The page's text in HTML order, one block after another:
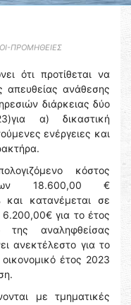
ΠΡΟΜΗΘΕΙΕΣ
ότι προτίθεται να
απευθείας ανάθεσης
διάρκειας δύο
α) δικαστική
ενέργειες και
κόστος
18.600,00 €
κατανέμεται σε
για το έτος
αναληφθείσας
ανεκτέλεστο για το
έτος 2023
με τμηματικές